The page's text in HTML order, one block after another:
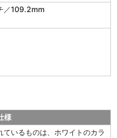
／109.2mm
様
いるものは、ホワイトのカラ